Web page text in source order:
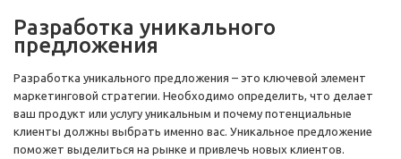
Разработка уникального
предложения
Разработка уникального предложения – это ключевой элемент
маркетинговой стратегии. Необходимо определить, что делает
ваш продукт или услугу уникальным и почему потенциальные
клиенты должны выбрать именно вас. Уникальное предложение
поможет выделиться на рынке и привлечь новых клиентов.